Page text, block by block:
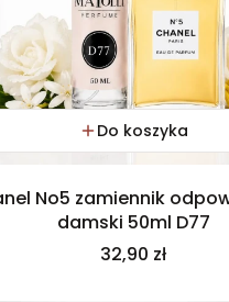
Do koszyka
No5 zamiennik
damski 50ml D77
Cena
32,90 zł